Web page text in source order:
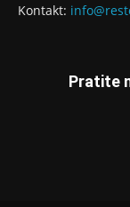
Kontakt:
Pratite